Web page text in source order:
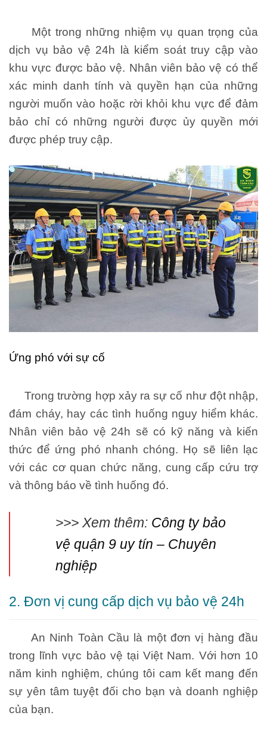
Một trong những nhiệm vụ quan trọng của
dịch vụ bảo vệ 24h là kiểm soát truy cập vào
khu vực được bảo vệ. Nhân viên bảo vệ có thể
xác minh danh tính và quyền hạn của những
người muốn vào hoặc rời khỏi khu vực để đảm
bảo chỉ có những người được ủy quyền mới
được phép truy cập.
Ứng phó với sự cố
Trong trường hợp xảy ra sự cố như đột nhập,
đám cháy, hay các tình huống nguy hiểm khác.
Nhân viên bảo vệ 24h sẽ có kỹ năng và kiến
thức để ứng phó nhanh chóng. Họ sẽ liên lạc
với các cơ quan chức năng, cung cấp cứu trợ
và thông báo về tình huống đó.
>>> Xem thêm: Công ty bảo
vệ quận 9 uy tín – Chuyên
nghiệp
2. Đơn vị cung cấp dịch vụ bảo vệ 24h
An Ninh Toàn Cầu là một đơn vị hàng đầu
trong lĩnh vực bảo vệ tại Việt Nam. Với hơn 10
năm kinh nghiệm, chúng tôi cam kết mang đến
sự yên tâm tuyệt đối cho bạn và doanh nghiệp
của bạn.